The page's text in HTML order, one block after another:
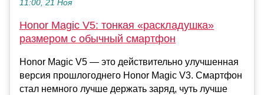
11:00, 21 Ноя
Honor Magic V5: тонкая «раскладушка»
размером с обычный смартфон
Honor Magic V5 — это действительно улучшенная
версия прошлогоднего Honor Magic V3. Смартфон
стал немного лучше держать заряд, чуть лучше